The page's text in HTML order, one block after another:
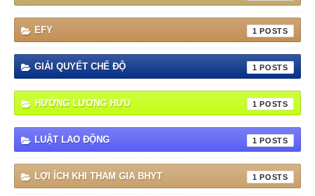
EFY 1
GIẢI QUYẾT CHẾ ĐỘ 1
HƯỞNG LƯƠNG HƯU 1
LUẬT LAO ĐỘNG 1
LỢI ÍCH KHI THAM GIA BHYT 1